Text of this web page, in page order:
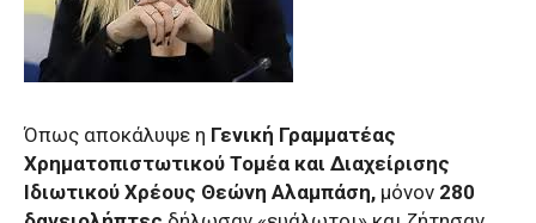
Όπως αποκάλυψε η Γενική Γραμματέας
Χρηματοπιστωτικού Τομέα και Διαχείρισης
Ιδιωτικού Χρέους Θεώνη Αλαμπάση, μόνον 280